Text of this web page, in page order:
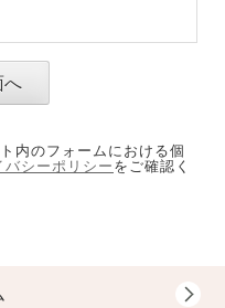
内のフォームにおける個
バシーポリシーをご確認く